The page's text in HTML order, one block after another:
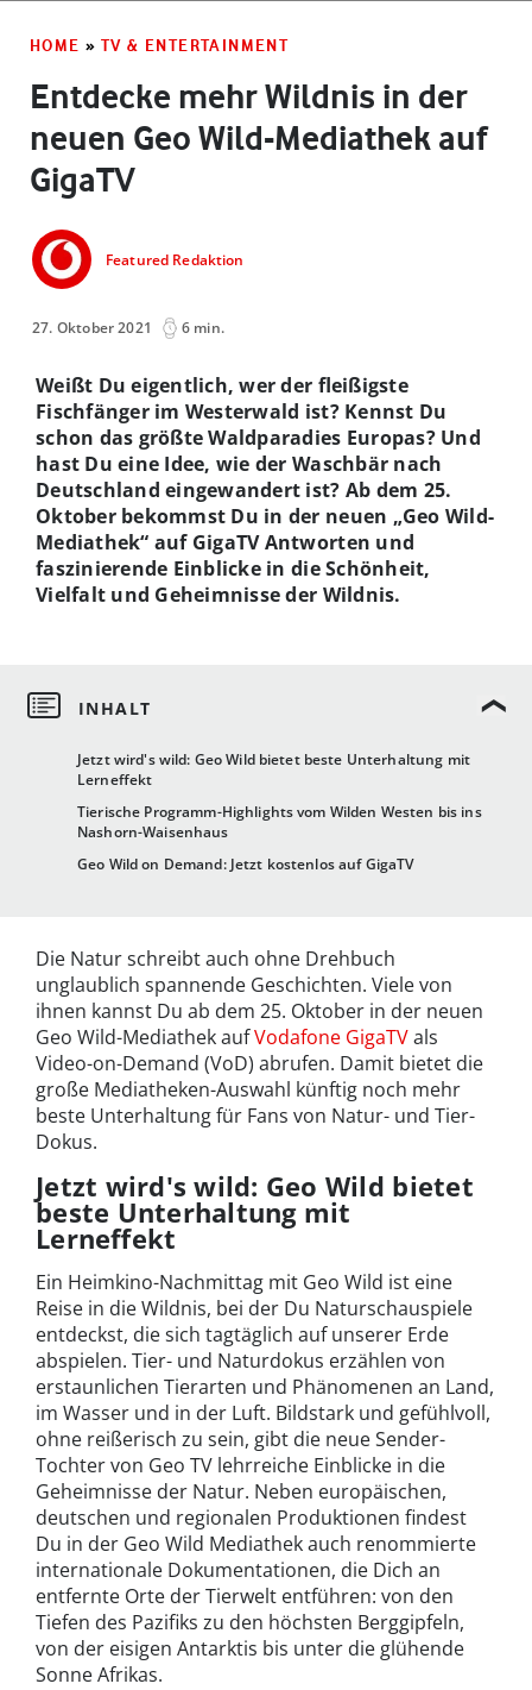
HOME » TV & ENTERTAINMENT
Entdecke mehr Wildnis in der
neuen Geo Wild-Mediathek auf
GigaTV
Featured Redaktion
27. Oktober 2021 6 min.
Jetzt wird's wild: Geo Wild bietet beste Unterhaltung mit
Lerneffekt
Tierische Programm-Highlights vom Wilden Westen bis ins
Nashorn-Waisenhaus
Geo Wild on Demand: Jetzt kostenlos auf GigaTV
Weißt Du eigentlich, wer der fleißigste
Fischfänger im Westerwald ist? Kennst Du
schon das größte Waldparadies Europas? Und
hast Du eine Idee, wie der Waschbär nach
Deutschland eingewandert ist? Ab dem 25.
Oktober bekommst Du in der neuen „Geo Wild-
Mediathek“ auf GigaTV Antworten und
faszinierende Einblicke in die Schönheit,
Vielfalt und Geheimnisse der Wildnis.
Die Natur schreibt auch ohne Drehbuch
unglaublich spannende Geschichten. Viele von
ihnen kannst Du ab dem 25. Oktober in der neuen
Geo Wild-Mediathek aufVodafone GigaTVals
Video-on-Demand (VoD) abrufen. Damit bietet die
große Mediatheken-Auswahl künftig noch mehr
beste Unterhaltung für Fans von Natur- und Tier-
Dokus.
Jetzt wird's wild: Geo Wild bietet
beste Unterhaltung mit
Lerneffekt
Ein Heimkino-Nachmittag mit Geo Wild ist eine
Reise in die Wildnis, bei der Du Naturschauspiele
entdeckst, die sich tagtäglich auf unserer Erde
abspielen. Tier- und Naturdokus erzählen von
erstaunlichen Tierarten und Phänomenen an Land,
im Wasser und in der Luft. Bildstark und gefühlvoll,
ohne reißerisch zu sein, gibt die neue Sender-
Tochter von Geo TV lehrreiche Einblicke in die
Geheimnisse der Natur. Neben europäischen,
deutschen und regionalen Produktionen findest
Du in der Geo Wild Mediathek auch renommierte
internationale Dokumentationen, die Dich an
entfernte Orte der Tierwelt entführen: von den
Tiefen des Pazifiks zu den höchsten Berggipfeln,
von der eisigen Antarktis bis unter die glühende
Sonne Afrikas.